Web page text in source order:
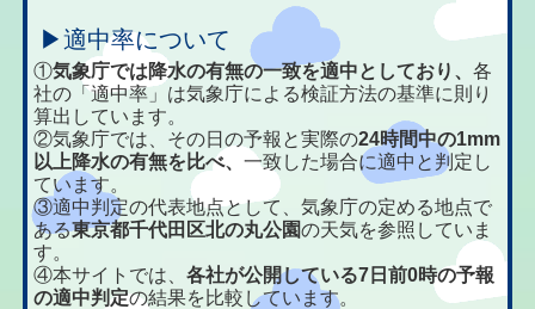
▶適中率について
①気象庁では降水の有無の一致を適中としており、各
社の「適中率」は気象庁による検証方法の基準に則り
算出しています。
②気象庁では、その日の予報と実際の24時間中の1mm
以上降水の有無を比べ、一致した場合に適中と判定し
ています。
③適中判定の代表地点として、気象庁の定める地点で
ある東京都千代田区北の丸公園の天気を参照していま
す。
④本サイトでは、各社が公開している7日前0時の予報
の適中判定の結果を比較しています。